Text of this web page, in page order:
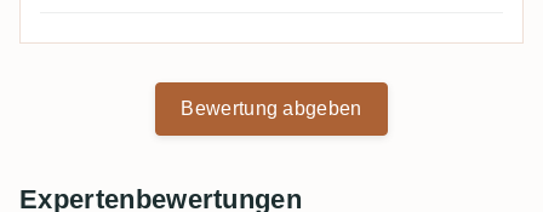
Bewertung abgeben
Expertenbewertungen